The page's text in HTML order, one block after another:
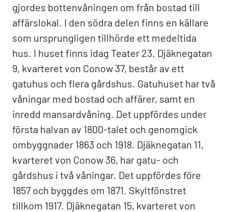
gjordes bottenvåningen om från bostad till
affärslokal. I den södra delen finns en källare
som ursprungligen tillhörde ett medeltida
hus. I huset finns idag Teater 23. Djäknegatan
9, kvarteret von Conow 37, består av ett
gatuhus och flera gårdshus. Gatuhuset har två
våningar med bostad och affärer, samt en
inredd mansardvåning. Det uppfördes under
första halvan av 1800-talet och genomgick
ombyggnader 1863 och 1918. Djäknegatan 11,
kvarteret von Conow 36, har gatu- och
gårdshus i två våningar. Det uppfördes före
1857 och byggdes om 1871. Skyltfönstret
tillkom 1917. Djäknegatan 15, kvarteret von